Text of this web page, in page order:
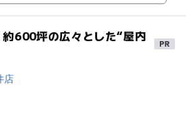
600坪の広々とした“屋内